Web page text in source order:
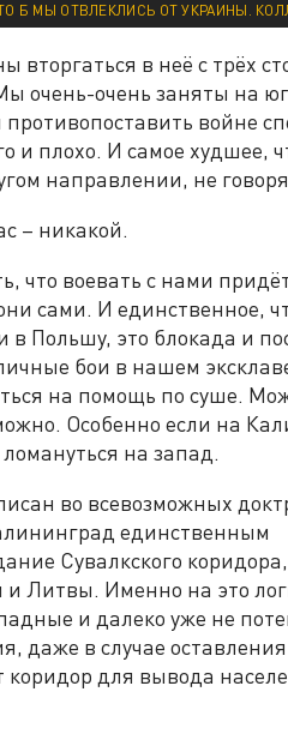
Б МЫ ОТВЛЕКЛИСЬ ОТ УКРАИНЫ.
в неё с трёх
очень-очень заняты на
войне
и плохо. И самое худшее,
направлении, не
– никакой.
что воевать с нами
сами. И единственное,
в Польшу, это блокада и
бои в нашем
на помощь по суше.
Особенно если на
на запад.
во всевозможных
единственным
Сувалкского
Литвы. Именно на это
и далеко уже не
даже в случае
для вывода